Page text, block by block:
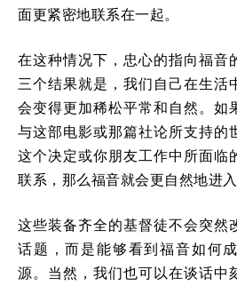
面更紧密地联系在一起。
在这种情况下，忠心的指向福音
三个结果就是，我们自己在生活
会变得更加稀松平常和自然。如
与这部电影或那篇社论所支持的
这个决定或你朋友工作中所面临
联系，那么福音就会更自然地进入
这些装备齐全的基督徒不会突然
话题，而是能够看到福音如何
源。当然，我们也可以在谈话中